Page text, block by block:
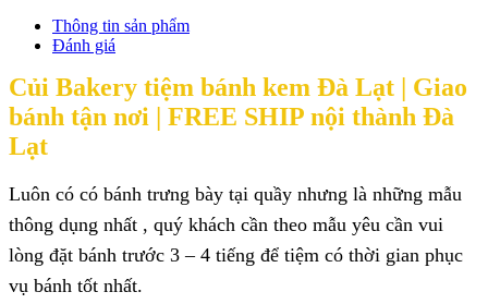
Thông tin sản phẩm
Đánh giá
Củi Bakery tiệm bánh kem Đà Lạt | Giao
bánh tận nơi | FREE SHIP nội thành Đà
Lạt
Luôn có có bánh trưng bày tại quầy nhưng là những mẫu
thông dụng nhất , quý khách cần theo mẫu yêu cần vui
lòng đặt bánh trước 3 – 4 tiếng để tiệm có thời gian phục
vụ bánh tốt nhất.